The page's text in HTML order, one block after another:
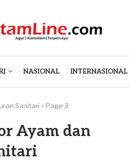
NASIONAL INTERNASIONAL
Sanitari » Page 3
Ayam dan